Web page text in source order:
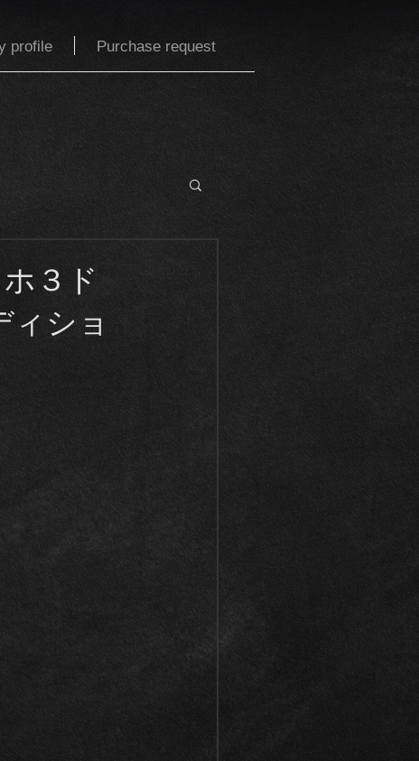
profile Purchase request
３ド
ィショ